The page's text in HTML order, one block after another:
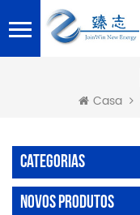
Casa
Categorias
Novos Produtos